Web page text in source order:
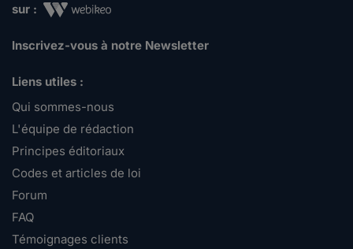
sur :
Inscrivez-vous à notre Newsletter
Liens utiles :
Qui sommes-nous
L'équipe de rédaction
Principes éditoriaux
Codes et articles de loi
Forum
FAQ
Témoignages clients